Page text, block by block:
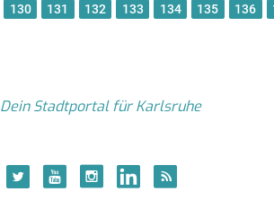
130 131 132 133 134 135 136
Dein Stadtportal für Karlsruhe